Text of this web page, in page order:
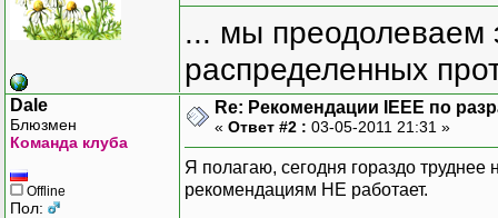
... мы преодолеваем
распределенных
Dale
Блюзмен
Команда клуба
Offline
Пол:
Re: Рекомендации IEEE по
« Ответ #2 : 03-05-2011 21:31 »
Я полагаю, сегодня гораздо
рекомендациям НЕ работает.